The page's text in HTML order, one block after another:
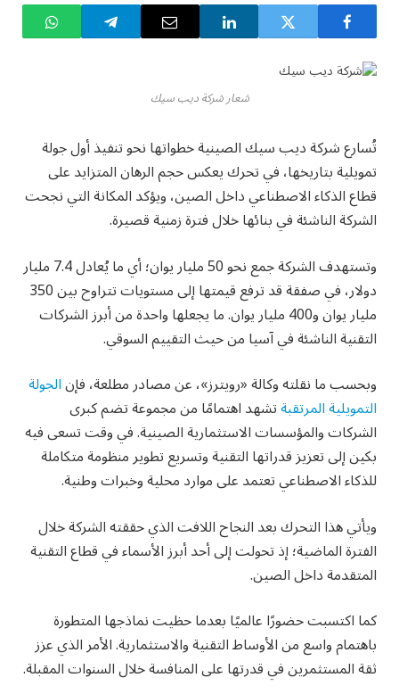
شعار شركة ديب سيك
تُسارع شركة ديب سيك الصينية خطواتها نحو تنفيذ أول جولة
تمويلية بتاريخها، في تحرك يعكس حجم الرهان المتزايد على
قطاع الذكاء الاصطناعي داخل الصين، ويؤكد المكانة التي نجحت
الشركة الناشئة في بنائها خلال فترة زمنية قصيرة.
وتستهدف الشركة جمع نحو 50 مليار يوان؛ أي ما يُعادل 7.4 مليار
دولار، في صفقة قد ترفع قيمتها إلى مستويات تتراوح بين 350
مليار يوان و400 مليار يوان. ما يجعلها واحدة من أبرز الشركات
التقنية الناشئة في آسيا من حيث التقييم السوقي.
وبحسب ما نقلته وكالة «رويترز»، عن مصادر مطلعة، فإنالجولة
التمويلية المرتقبةتشهد اهتمامًا من مجموعة تضم كبرى
الشركات والمؤسسات الاستثمارية الصينية. في وقت تسعى فيه
بكين إلى تعزيز قدراتها التقنية وتسريع تطوير منظومة متكاملة
للذكاء الاصطناعي تعتمد على موارد محلية وخبرات وطنية.
ويأتي هذا التحرك بعد النجاح اللافت الذي حققته الشركة خلال
الفترة الماضية؛ إذ تحولت إلى أحد أبرز الأسماء في قطاع التقنية
المتقدمة داخل الصين.
كما اكتسبت حضورًا عالميًا بعدما حظيت نماذجها المتطورة
باهتمام واسع من الأوساط التقنية والاستثمارية. الأمر الذي عزز
ثقة المستثمرين في قدرتها على المنافسة خلال السنوات المقبلة.